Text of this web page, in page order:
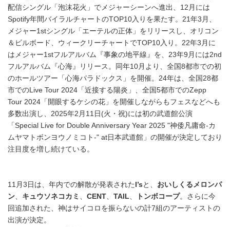
配信シングル「泡沫花火」でメジャーシーンへ進出、12月には
Spotify年間バイラルチャートのTOP10入りを果たす。21年3月、
メジャー1stシングル「エーテルの正体」をリリースし、オリコン
＆ビルボード、ウィークリーチャートでTOP10入り。22年3月に
はメジャー1stフルアルバム『事象の地平線』を、23年9月には2nd
フルアルバム『心海』リリース。同年10月より、全国8都市での初
のホールツアー「心海パラドックス」を開催。24年は、全国28都
市でのLive Tour 2024「近接する陽炎」、全国5都市でのZepp
Tour 2024「開眼するケシの花」を開催しながらもフェスなどへも
多数出演し、2025年2月11日(火・祝)には初の武道館公演
「Special Live for Double Anniversary Year 2025 "神倭凡庸命-カ
ムヤマトボンヨウノミコト-" at日本武道館」の開催が決定しており
注目度を増し続けている。
11月3日は、年内での解散が発表された I’s と、 おいしくるメロンパ
ン
キュウソネコカミ CENT TAIL トンボコープ。さらに今
回追加された、神はサイコロを振らないの計7組のアーティストの
出演が決定。